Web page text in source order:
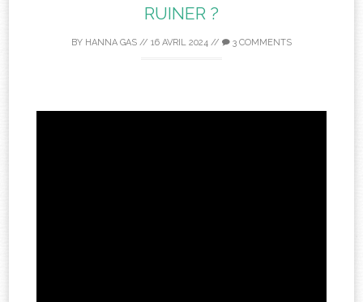
RUINER ?
BY HANNA GAS // 16 AVRIL 2024 // 3 COMMENTS